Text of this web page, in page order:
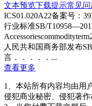
文本预览下载提示常见问
ICS01.020A22备案号：
行业标准SB/
人民共和国商务部发布
言．．．．．...
查看更多
1、本站所有内容均由用
侵犯商业秘密、侵犯著